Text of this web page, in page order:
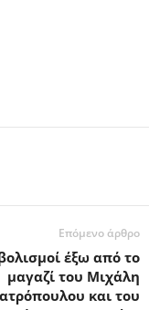
Επόμενο άρθρο
έξω από το
μαγαζί του Μιχάλη
και του